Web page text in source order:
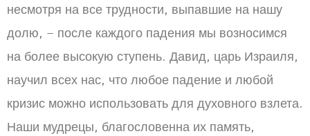
несмотря на все трудности, выпавшие на нашу
долю, – после каждого падения мы возносимся
на более высокую ступень. Давид, царь Израиля,
научил всех нас, что любое падение и любой
кризис можно использовать для духовного взлета.
Наши мудрецы, благословенна их память,